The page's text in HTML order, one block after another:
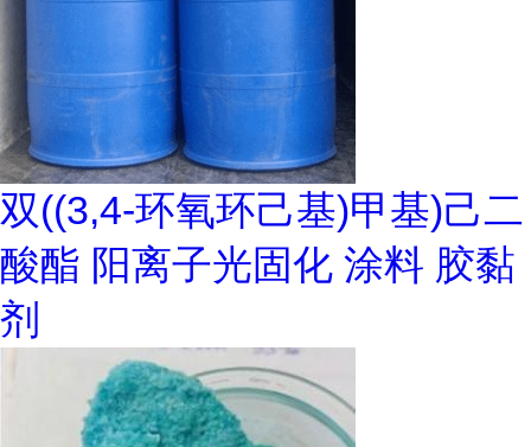
双((3,4-环氧环己基)甲基)己二
酸酯 阳离子光固化 涂料 胶黏
剂